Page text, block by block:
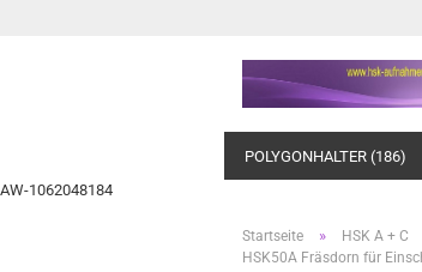
AW-1062048184
POLYGONHALTER (186)
Startseite » HSK A + C
HSK50A Fräsdorn für